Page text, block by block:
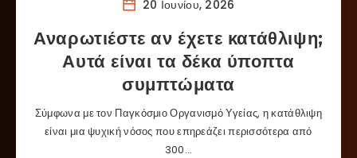
20 Ιουνίου, 2026
Αναρωτιέστε αν έχετε κατάθλιψη;
Αυτά είναι τα δέκα ύποπτα
συμπτώματα
Σύμφωνα με τον Παγκόσμιο Οργανισμό Υγείας, η κατάθλιψη
είναι μια ψυχική νόσος που επηρεάζει περισσότερα από
300…